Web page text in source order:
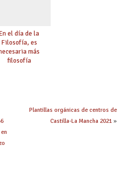
el día de la
Filosofía, es
más
filosofía
Plantillas orgánicas de centros de
Castilla-La Mancha 2021»